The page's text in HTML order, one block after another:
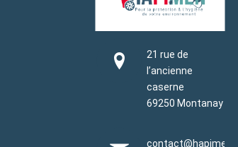
21 rue de
l’ancienne
caserne
69250 Montanay
contact@hapimen.fr